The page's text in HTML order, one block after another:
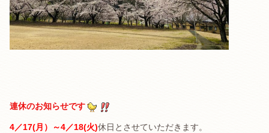
連休のお知らせです
4／17(月）～4／18(火)休日とさせていただきます。